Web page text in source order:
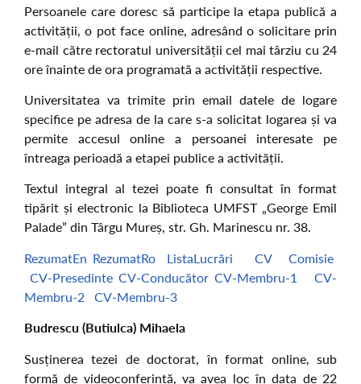
Persoanele care doresc să participe la etapa publică a
activității, o pot face online, adresând o solicitare prin
e-mail către rectoratul universității cel mai târziu cu 24
ore înainte de ora programată a activității respective.
Universitatea va trimite prin email datele de logare
specifice pe adresa de la care s-a solicitat logarea și va
permite accesul online a persoanei interesate pe
întreaga perioadă a etapei publice a activității.
Textul integral al tezei poate fi consultat în format
tipărit și electronic la Biblioteca UMFST „George Emil
Palade” din Târgu Mureș, str. Gh. Marinescu nr. 38.
RezumatEn RezumatRo ListaLucrări CV
Comisie
CV-Presedinte CV-Conducător CV-Membru-1
CV-
Membru-2 CV-Membru-3
Budrescu (Butiulca) Mihaela
Susținerea tezei de doctorat, în format online, sub
formă de videoconferință, va avea loc în data de 22